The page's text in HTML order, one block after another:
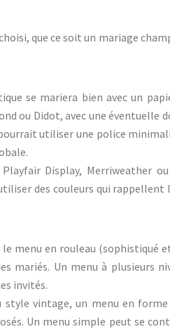
que ce soit un mariage
se mariera bien avec un
ou Didot, avec une éventuelle
utiliser une police
Display, Merriweather
des couleurs qui rappellent
menu en rouleau
Un menu à plusieurs
invités.
vintage, un menu en
Un menu simple peut se